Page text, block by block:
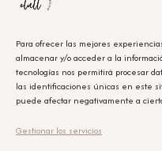
Para ofrecer las mejores
almacenar y/o acceder a la
tecnologías nos permitirá procesar
las identificaciones únicas en este
puede afectar negativamente a
Gestionar los servicios
Acepto lapolítica de
Leyenda Legal